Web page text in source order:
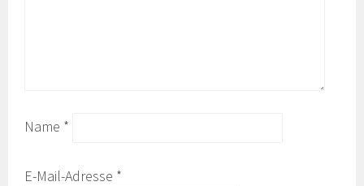
Name *
E-Mail-Adresse *